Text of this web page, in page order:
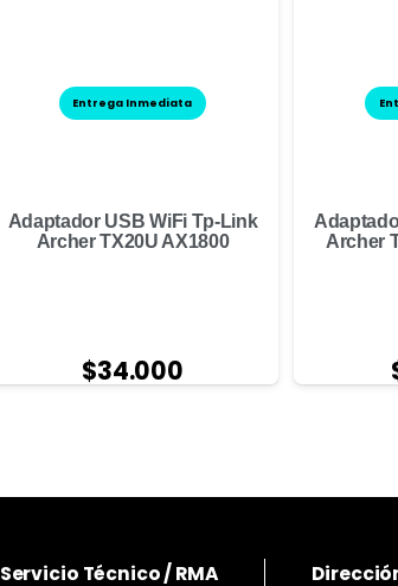
Entrega Inmediata
Adaptador USB WiFi Tp-Link
Archer TX20U AX1800
$34.000
Archer
Servicio Técnico / RMA